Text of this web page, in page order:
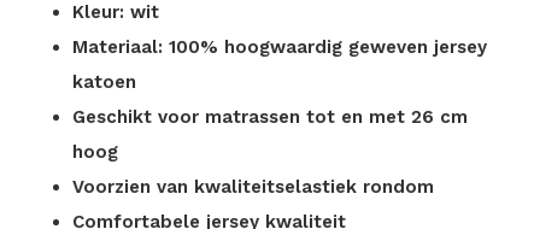
Kleur: wit
Materiaal: 100% hoogwaardig geweven jersey
katoen
Geschikt voor matrassen tot en met 26 cm
hoog
Voorzien van kwaliteitselastiek rondom
Comfortabele jersey kwaliteit